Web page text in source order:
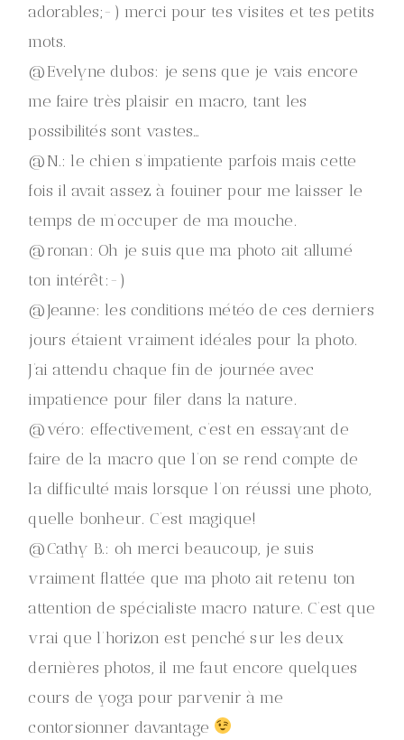
adorables;-) merci pour tes visites et tes petits
mots.
@Evelyne dubos: je sens que je vais encore
me faire très plaisir en macro, tant les
possibilités sont vastes…
@N.: le chien s’impatiente parfois mais cette
fois il avait assez à fouiner pour me laisser le
temps de m’occuper de ma mouche.
@ronan: Oh je suis que ma photo ait allumé
ton intérêt:-)
@Jeanne: les conditions météo de ces derniers
jours étaient vraiment idéales pour la photo.
J’ai attendu chaque fin de journée avec
impatience pour filer dans la nature.
@véro: effectivement, c’est en essayant de
faire de la macro que l’on se rend compte de
la difficulté mais lorsque l’on réussi une photo,
quelle bonheur. C’est magique!
@Cathy B.: oh merci beaucoup, je suis
vraiment flattée que ma photo ait retenu ton
attention de spécialiste macro nature. C’est que
vrai que l’horizon est penché sur les deux
dernières photos, il me faut encore quelques
cours de yoga pour parvenir à me
contorsionner davantage